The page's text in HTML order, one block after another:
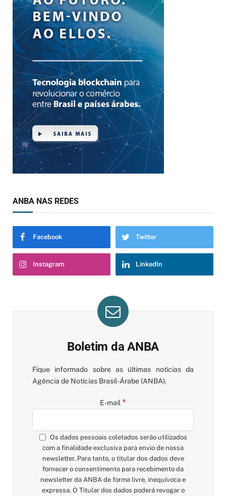
ANBA NAS REDES
Facebook Twitter
Instagram LinkedIn
Boletim da ANBA
Fique informado sobre as últimas notícias da
Agência de Notícias Brasil-Árabe (ANBA).
E-mail *
Os dados pessoais coletados serão utilizados
com a finalidade exclusiva para envio de nossa
newsletter. Para tanto, o titular dos dados deve
fornecer o consentimento para recebimento da
newsletter da ANBA de forma livre, inequívoca e
expressa. O Titular dos dados poderá revogar o